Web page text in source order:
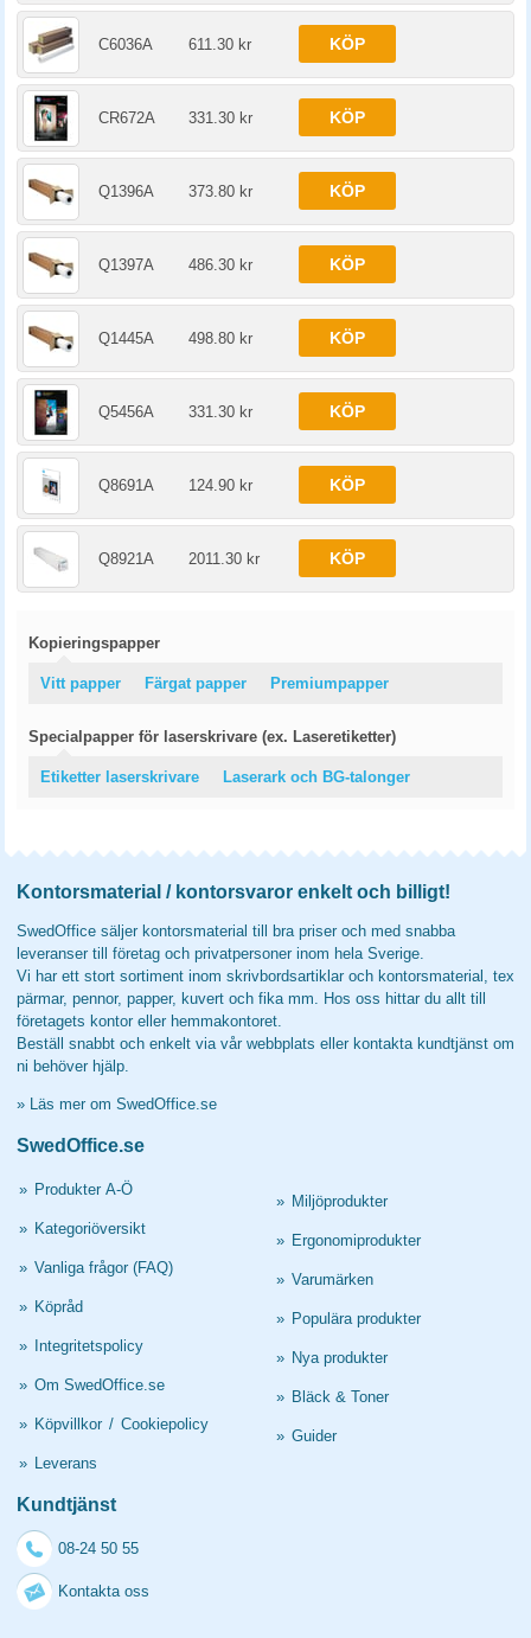
C6036A 611.30 kr KÖP
CR672A 331.30 kr KÖP
Q1396A 373.80 kr KÖP
Q1397A 486.30 kr KÖP
Q1445A 498.80 kr KÖP
Q5456A 331.30 kr KÖP
Q8691A 124.90 kr KÖP
Q8921A 2011.30 kr KÖP
Kopieringspapper
Vitt papper Färgat papper Premiumpapper
Specialpapper för laserskrivare (ex. Laseretiketter)
Etiketter laserskrivare Laserark och BG-talonger
Kontorsmaterial / kontorsvaror enkelt och billigt!
SwedOffice säljer kontorsmaterial till bra priser och med snabba
leveranser till företag och privatpersoner inom hela Sverige.
Vi har ett stort sortiment inom skrivbordsartiklar och kontorsmaterial, tex
pärmar, pennor, papper, kuvert och fika mm. Hos oss hittar du allt till
företagets kontor eller hemmakontoret.
Beställ snabbt och enkelt via vår webbplats eller kontakta kundtjänst om
ni behöver hjälp.
» Läs mer om SwedOffice.se
SwedOffice.se
» Produkter A-Ö
» Kategoriöversikt
» Vanliga frågor (FAQ)
» Köpråd
» Integritetspolicy
» Om SwedOffice.se
» Köpvillkor / Cookiepolicy
» Leverans
» Miljöprodukter
» Ergonomiprodukter
» Varumärken
» Populära produkter
» Nya produkter
» Bläck & Toner
» Guider
Kundtjänst
08-24 50 55
Kontakta oss